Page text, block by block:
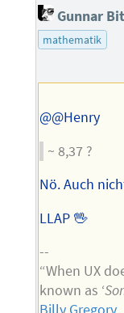
Gunnar
mathematik
@@Henry
~ 8,37 ?
Nö. Auch
LLAP 🖖
--
“When UX
known as ‘